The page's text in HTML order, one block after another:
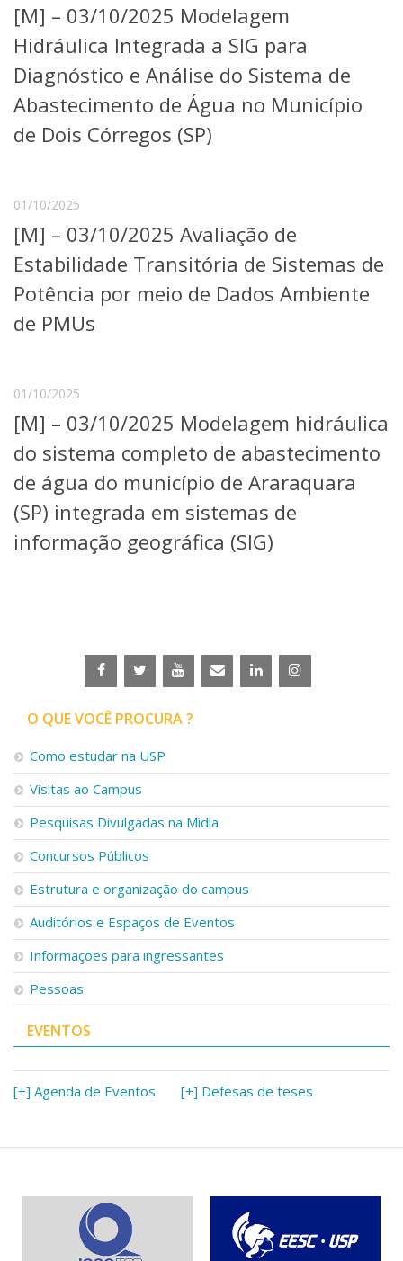
Artes, Cultura e Esportes
Bibliotecas
Apoio ao Estudante
Segurança, Trânsito e Prevenção
RH, Administrativo e Financeiro
Aplicativos e Sites
Jornal da USP
Agenda de Eventos
Defesa de Teses
[M] – 03/10/2025 Modelagem
Hidráulica Integrada a SIG para
Diagnóstico e Análise do Sistema de
Abastecimento de Água no Município
de Dois Córregos (SP)
01/10/2025
[M] – 03/10/2025 Avaliação de
Estabilidade Transitória de Sistemas de
Potência por meio de Dados Ambiente
de PMUs
01/10/2025
[M] – 03/10/2025 Modelagem hidráulica
do sistema completo de abastecimento
de água do município de Araraquara
(SP) integrada em sistemas de
informação geográfica (SIG)
O QUE VOCÊ PROCURA ?
Como estudar na USP
Visitas ao Campus
Pesquisas Divulgadas na Mídia
Concursos Públicos
Estrutura e organização do campus
Auditórios e Espaços de Eventos
Informações para ingressantes
Pessoas
EVENTOS
[+] Agenda de Eventos [+] Defesas de teses